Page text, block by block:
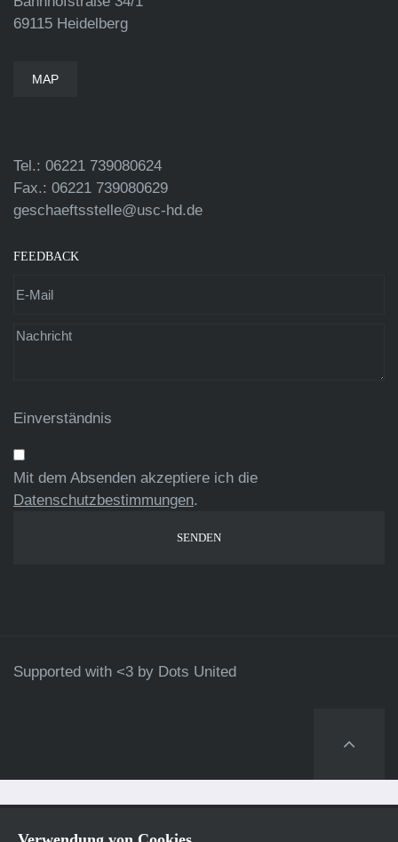
69115 Heidelberg
MAP
Tel.: 06221 739080624
Fax.: 06221 739080629
geschaeftsstelle@usc-hd.de
FEEDBACK
Einverständnis
Mit dem Absenden akzeptiere ich die
Datenschutzbestimmungen.
Supported with <3 by Dots United